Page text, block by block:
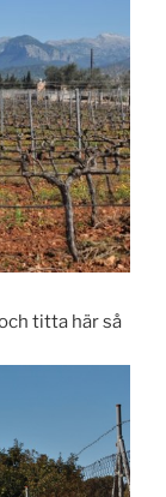
titta här så